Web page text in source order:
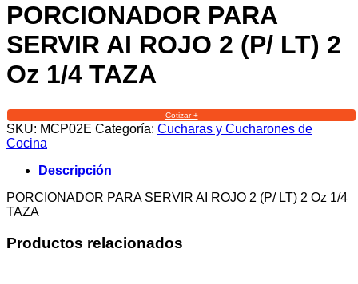
PORCIONADOR PARA
SERVIR AI ROJO 2 (P/ LT) 2
Oz 1/4 TAZA
Cotizar +
SKU: MCP02E Categoría: Cucharas y Cucharones de
Cocina
Descripción
PORCIONADOR PARA SERVIR AI ROJO 2 (P/ LT) 2 Oz 1/4
TAZA
Productos relacionados